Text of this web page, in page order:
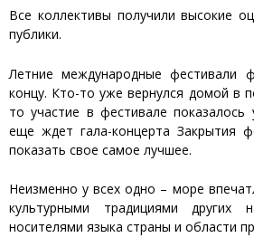
Все коллективы получили высокие
публики.
Летние международные фестивали
концу. Кто-то уже вернулся домой в
то участие в фестивале
еще ждет гала-концерта Закрытия
показать свое самое лучшее.
Неизменно у всех одно – море
культурными традициями
носителями языка страны и области